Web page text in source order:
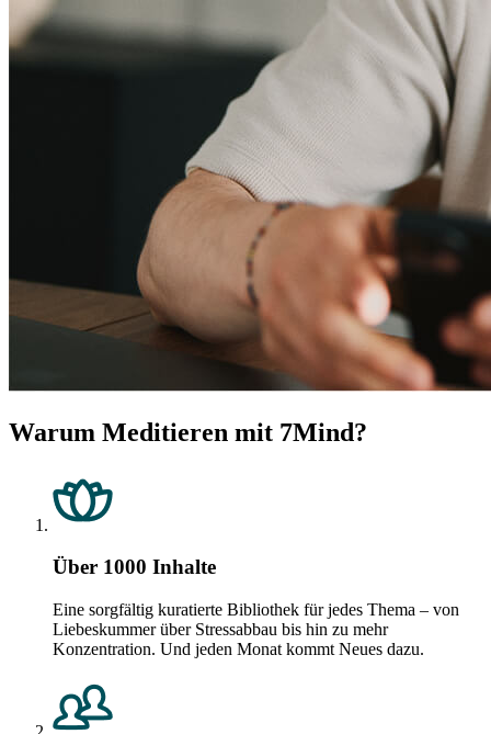
Warum Meditieren mit 7Mind?
Über 1000 Inhalte
Eine sorgfältig kuratierte Bibliothek für jedes Thema – von
Liebeskummer über Stressabbau bis hin zu mehr
Konzentration. Und jeden Monat kommt Neues dazu.